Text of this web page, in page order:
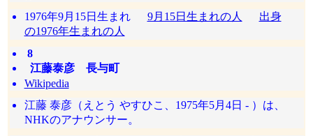
1976年9月15日生まれ 9月15日生まれの人
出身
の1976年生まれの人
8
江藤泰彦 長与町
Wikipedia
江藤 泰彦（えとう やすひこ、1975年5月4日 - ）は、
NHKのアナウンサー。